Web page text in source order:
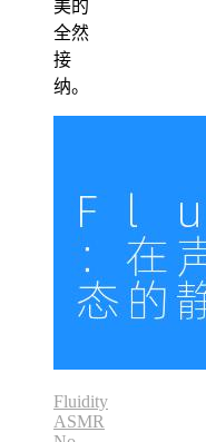
美的
全然
接
纳。
Fluidity
ASMR